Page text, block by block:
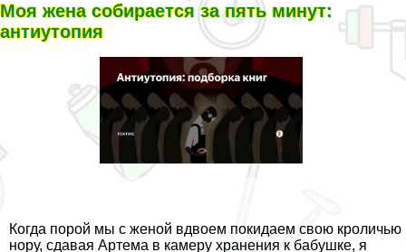
Моя жена собирается за пять минут:
антиутопия
Когда порой мы с женой вдвоем покидаем свою кроличью
нору, сдавая Артема в камеру хранения к бабушке, я